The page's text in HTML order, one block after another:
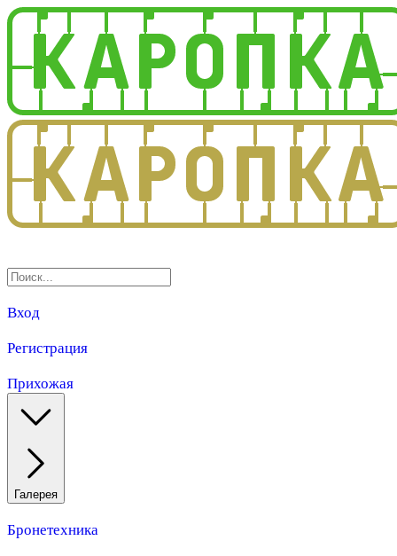
Вход
Регистрация
Прихожая
Галерея
Бронетехника